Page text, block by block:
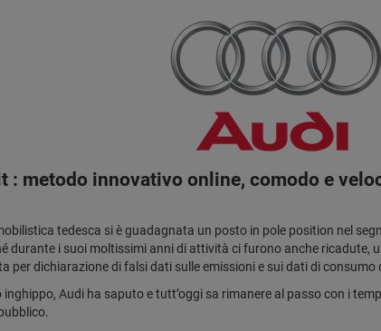
: metodo innovativo online, comodo e
tedesca si è guadagnata un posto in pole position nel
durante i suoi moltissimi anni di attività ci furono anche ricadute,
per dichiarazione di falsi dati sulle emissioni e sui dati di consumo
Audi ha saputo e tutt’oggi sa rimanere al passo con i